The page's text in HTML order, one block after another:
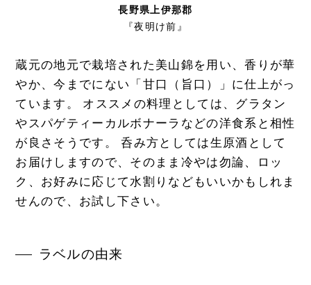
長野県上伊那郡
『夜明け前』
蔵元の地元で栽培された美山錦を用い、香りが華
やか、今までにない「甘口（旨口）」に仕上がっ
ています。 オススメの料理としては、グラタン
やスパゲティーカルボナーラなどの洋食系と相性
が良さそうです。 呑み方としては生原酒として
お届けしますので、そのまま冷やは勿論、ロッ
ク、お好みに応じて水割りなどもいいかもしれま
せんので、お試し下さい。
ラベルの由来